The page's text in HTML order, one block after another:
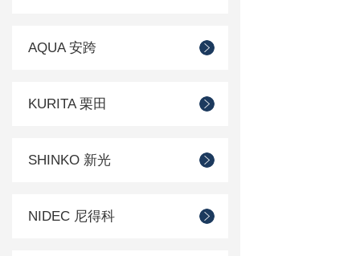
AQUA 安跨
KURITA 栗田
SHINKO 新光
NIDEC 尼得科